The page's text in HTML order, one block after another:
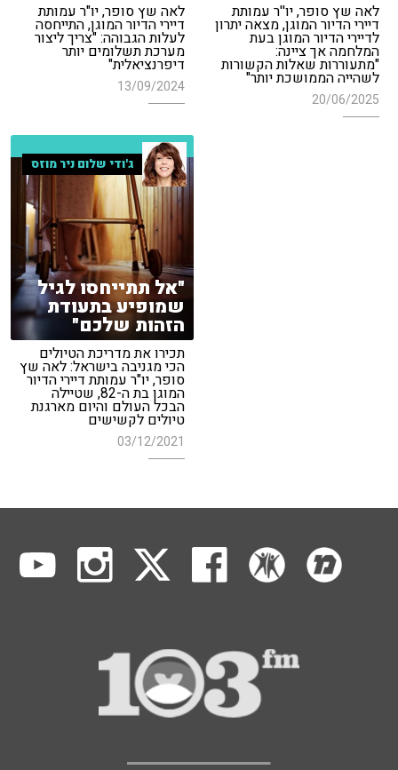
לאה שץ סופר, יו''ר עמותת
דיירי הדיור המוגן, מצאה יתרון
לדיירי הדיור המוגן בעת
המלחמה אך ציינה:
"מתעוררות שאלות הקשורות
לשהייה הממושכת יותר"
20/06/2025
לאה שץ סופר, יו"ר עמותת
דיירי הדיור המוגן, התייחסה
לעלות הגבוהה: "צריך ליצור
מערכת תשלומים יותר
דיפרנציאלית"
13/09/2024
ג'ודי שלום ניר מוזס
"אל תתייחסו לגיל
שמופיע בתעודת
הזהות שלכם"
תכירו את מדריכת הטיולים
הכי מגניבה בישראל: לאה שץ
סופר, יו"ר עמותת דיירי הדיור
המוגן בת ה-82, שטיילה
הבכל העולם והיום מארגנת
טיולים לקשישים
03/12/2021